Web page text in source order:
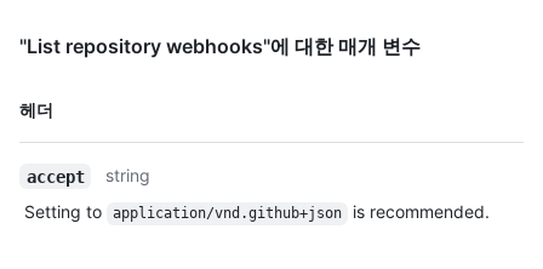
"List repository webhooks"에 대한 매개 변수
헤더
이름,
accept
string
Setting to
application/vnd.github+json is recommended.